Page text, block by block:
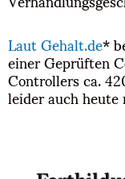
Laut Gehalt.de*
einer Geprüften
Controllers ca.
leider auch